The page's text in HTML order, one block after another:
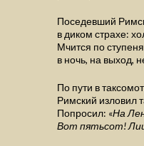
Поседевший
в диком страхе:
Мчится по
в ночь, на выход,
По пути в
Римский изловил
Попросил: «На
Вот пятьсот!